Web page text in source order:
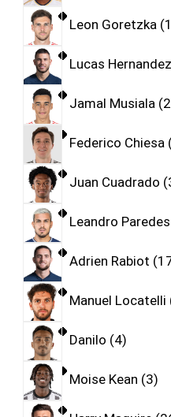
Leon Goretzka
Lucas Hernandez
Jamal Musiala
Federico Chiesa
Juan Cuadrado
Leandro Paredes
Adrien Rabiot
Manuel Locatelli
Danilo 4
Moise Kean 3